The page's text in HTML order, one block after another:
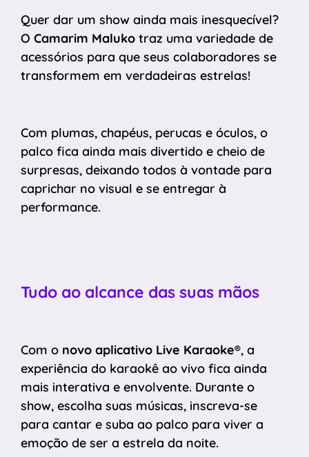
Quer dar um show ainda mais inesquecível?
O Camarim Maluko traz uma variedade de
acessórios para que seus colaboradores se
transformem em verdadeiras estrelas!
Com plumas, chapéus, perucas e óculos, o
palco fica ainda mais divertido e cheio de
surpresas, deixando todos à vontade para
caprichar no visual e se entregar à
performance.
Tudo ao alcance das suas mãos
Com o novo aplicativo Live Karaoke®, a
experiência do karaokê ao vivo fica ainda
mais interativa e envolvente. Durante o
show, escolha suas músicas, inscreva-se
para cantar e suba ao palco para viver a
emoção de ser a estrela da noite.